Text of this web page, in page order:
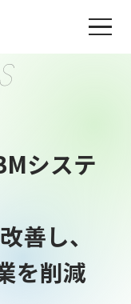
システ
善し、
を削減